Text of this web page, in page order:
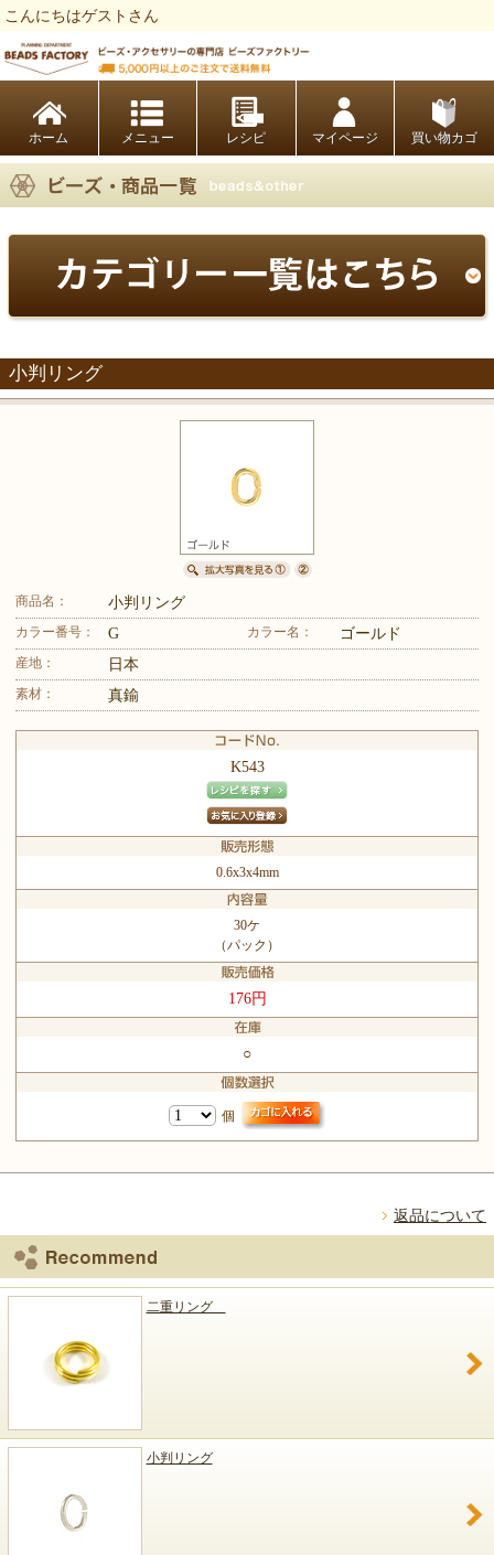
こんにちはゲストさん
ホーム レシピ マイページ 買い物カゴ
小判リング
商品名： 小判リング
カラー番号： G カラー名： ゴールド
産地： 日本
素材： 真鍮
K543
0.6x3x4mm
30ケ
（パック）
176円
○
個
返品について
二重リング
小判リング